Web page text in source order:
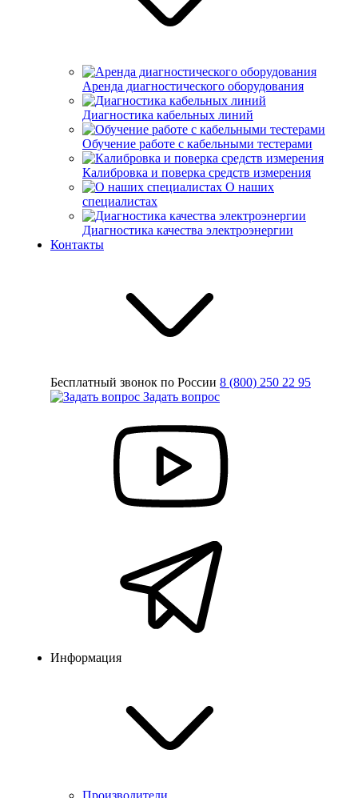
Аренда диагностического оборудования
Диагностика кабельных линий
Обучение работе с кабельными тестерами
Калибровка и поверка средств измерения
О наших
специалистах
Диагностика качества электроэнергии
Контакты
Бесплатный звонок по России 8 (800) 250 22 95
Задать вопрос
Информация